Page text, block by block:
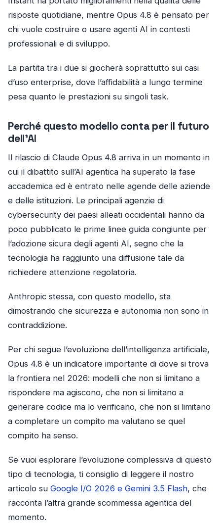
risposte quotidiane, mentre Opus 4.8 è pensato per
chi vuole costruire o usare agenti AI in contesti
professionali e di sviluppo.
La partita tra i due si giocherà soprattutto sui casi
d’uso enterprise, dove l’affidabilità a lungo termine
pesa quanto le prestazioni su singoli task.
Perché questo modello conta per il futuro
dell’AI
Il rilascio di Claude Opus 4.8 arriva in un momento in
cui il dibattito sull’AI agentica ha superato la fase
accademica ed è entrato nelle agende delle aziende
e delle istituzioni. Le principali agenzie di
cybersecurity dei paesi alleati occidentali hanno da
poco pubblicato le prime linee guida congiunte per
l’adozione sicura degli agenti AI, segno che la
tecnologia ha raggiunto una diffusione tale da
richiedere attenzione regolatoria.
Anthropic stessa, con questo modello, sta
dimostrando che sicurezza e autonomia non sono in
contraddizione.
Per chi segue l’evoluzione dell’intelligenza artificiale,
Opus 4.8 è un indicatore importante di dove si trova
la frontiera nel 2026: modelli che non si limitano a
rispondere ma agiscono, che non si limitano a
generare codice ma lo verificano, che non si limitano
a completare un compito ma valutano se quel
compito ha senso.
Se vuoi esplorare l’evoluzione complessiva di questo
tipo di tecnologia, ti consiglio di leggere il nostro
articolo su Google I/O 2026 e Gemini 3.5 Flash, che
racconta l’altra grande scommessa agentica del
momento.